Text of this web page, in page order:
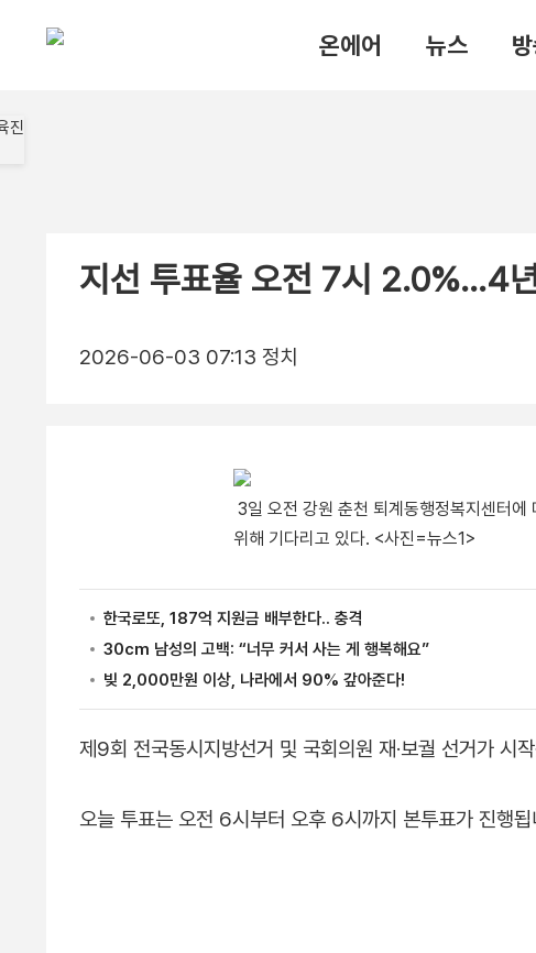
온에어 뉴스
지선 투표율 오전 7시 2.0%…4
2026-06-03 07:13 정치
3일 오전 강원 춘천 퇴계동행정복지센터에
위해 기다리고 있다. <사진=뉴스1>
제9회 전국동시지방선거 및 국회의원 재·보궐 선거가 시
오늘 투표는 오전 6시부터 오후 6시까지 본투표가 진행됩